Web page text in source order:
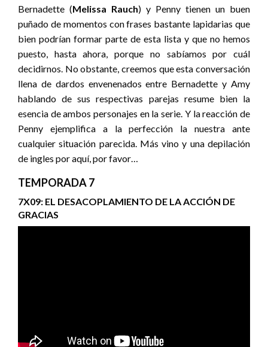
Bernadette (Melissa Rauch) y Penny tienen un buen
puñado de momentos con frases bastante lapidarias que
bien podrían formar parte de esta lista y que no hemos
puesto, hasta ahora, porque no sabíamos por cuál
decidirnos. No obstante, creemos que esta conversación
llena de dardos envenenados entre Bernadette y Amy
hablando de sus respectivas parejas resume bien la
esencia de ambos personajes en la serie. Y la reacción de
Penny ejemplifica a la perfección la nuestra ante
cualquier situación parecida. Más vino y una depilación
de ingles por aquí, por favor…
TEMPORADA 7
7X09: EL DESACOPLAMIENTO DE LA ACCIÓN DE
GRACIAS